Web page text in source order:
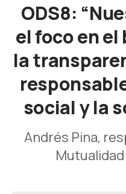
ODS8:
el foco en
la
social y la
Andrés Pina,